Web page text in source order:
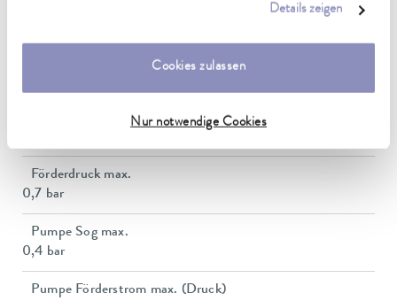
Details zeigen
Cookies zulassen
Nur notwendige Cookies
Leistungsaufnahme max.
Leistungsaufnahme
Förderdruck max.
0,7 bar
Pumpe Sog max.
0,4 bar
Pumpe Förderstrom max. (Druck)